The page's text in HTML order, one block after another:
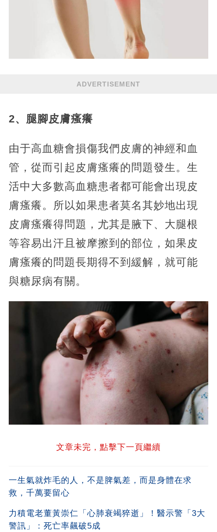
ADVERTISEMENT
2、腿腳皮膚瘙癢
由于高血糖會損傷我們皮膚的神經和血
管，從而引起皮膚瘙癢的問題發生。生
活中大多數高血糖患者都可能會出現皮
膚瘙癢。所以如果患者莫名其妙地出現
皮膚瘙癢得問題，尤其是腋下、大腿根
等容易出汗且被摩擦到的部位，如果皮
膚瘙癢的問題長期得不到緩解，就可能
與糖尿病有關。
文章未完，點擊下一頁繼續
一生氣就炸毛的人，不是脾氣差，而是身體在求
救，千萬要留心
力積電老董黃崇仁「心肺衰竭猝逝」！醫示警「3大
警訊」：死亡率飆破5成